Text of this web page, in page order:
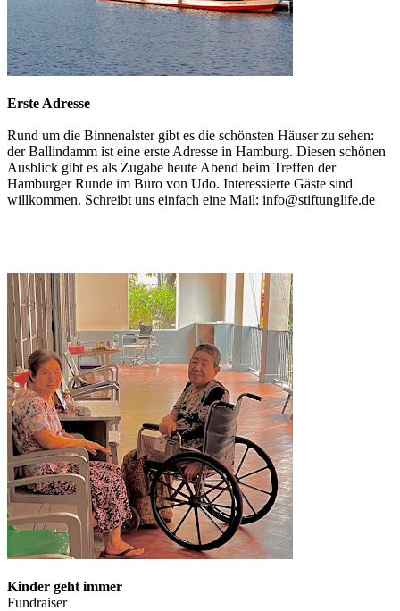
Erste Adresse
Rund um die Binnenalster gibt es die schönsten Häuser zu sehen:
der Ballindamm ist eine erste Adresse in Hamburg. Diesen schönen
Ausblick gibt es als Zugabe heute Abend beim Treffen der
Hamburger Runde im Büro von Udo. Interessierte Gäste sind
willkommen. Schreibt uns einfach eine Mail: info@stiftunglife.de
Kinder geht immer
Fundraiser